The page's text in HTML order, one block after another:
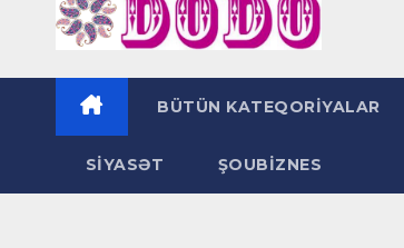
BÜTÜN KATEQORİYALAR
SİYASƏT ŞOUBİZNES